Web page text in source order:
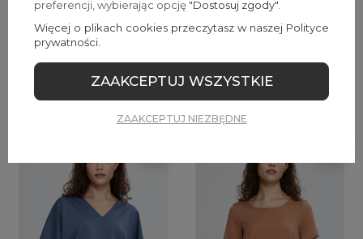
Elegancka bluzka z wiązaniem
– klasyka w nowoczesnym
wydaniu
199,00 zł
Bluzka bez rękawów z
preferencji, wybierając opcję "Dostosuj zgody"
Więcej o plikach cookies przeczytasz w naszej Polityce
prywatności.
ZAAKCEPTUJ NIEZBĘDNE
ZAAKCEPTUJ WSZYSTKIE